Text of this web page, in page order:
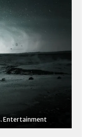
Entertainment